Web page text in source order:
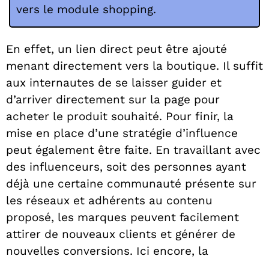
vers le module shopping.
En effet, un lien direct peut être ajouté
menant directement vers la boutique. Il suffit
aux internautes de se laisser guider et
d’arriver directement sur la page pour
acheter le produit souhaité. Pour finir, la
mise en place d’une stratégie d’influence
peut également être faite. En travaillant avec
des influenceurs, soit des personnes ayant
déjà une certaine communauté présente sur
les réseaux et adhérents au contenu
proposé, les marques peuvent facilement
attirer de nouveaux clients et générer de
nouvelles conversions. Ici encore, la